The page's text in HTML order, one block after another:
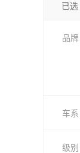
已选
品牌
车系
级别